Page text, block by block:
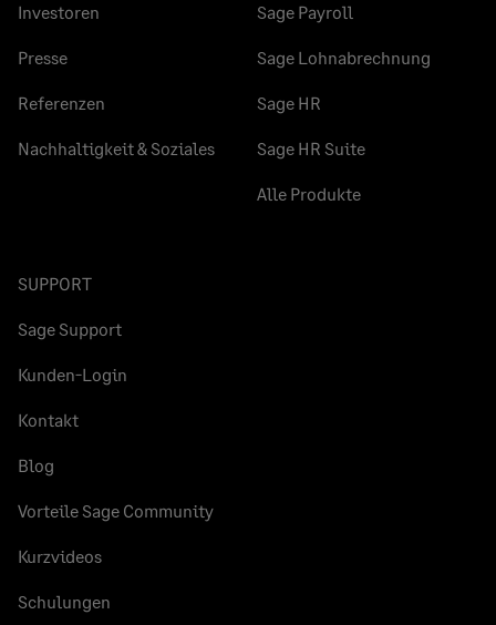
Investoren
Presse
Referenzen
Nachhaltigkeit & Soziales
Sage Payroll
Sage Lohnabrechnung
Sage HR
Sage HR Suite
Alle Produkte
SUPPORT
Sage Support
Kunden-Login
Kontakt
Blog
Vorteile Sage Community
Kurzvideos
Schulungen